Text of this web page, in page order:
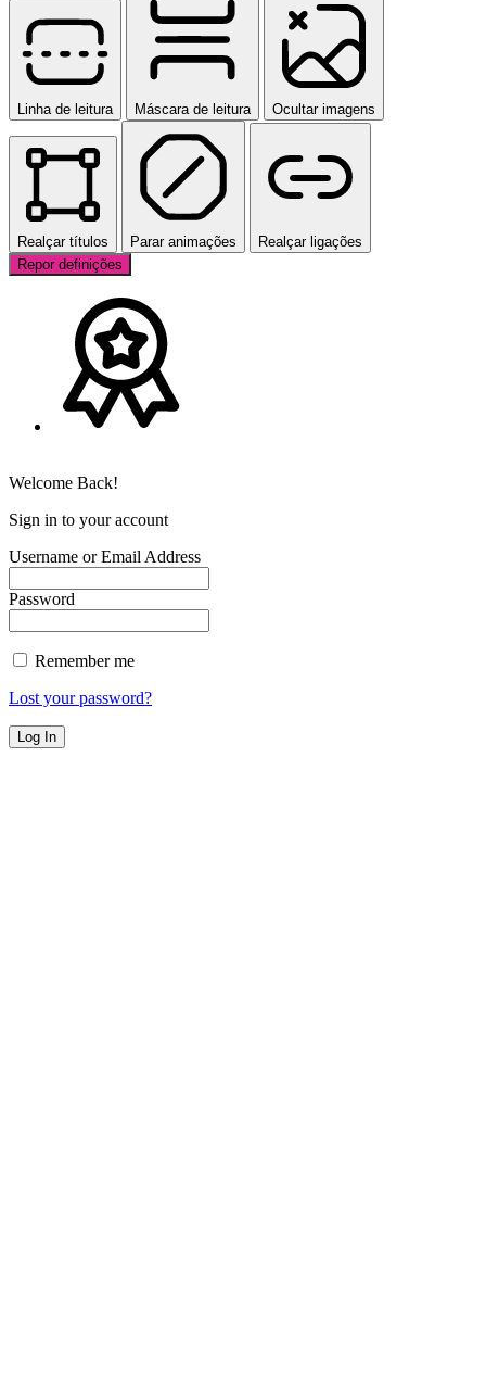
Linha de leitura Máscara de leitura Ocultar imagens
Realçar títulos Parar animações
Realçar ligações
Repor definições
Welcome Back!
Sign in to your account
Username or Email Address
Password
Remember me
Lost your password?